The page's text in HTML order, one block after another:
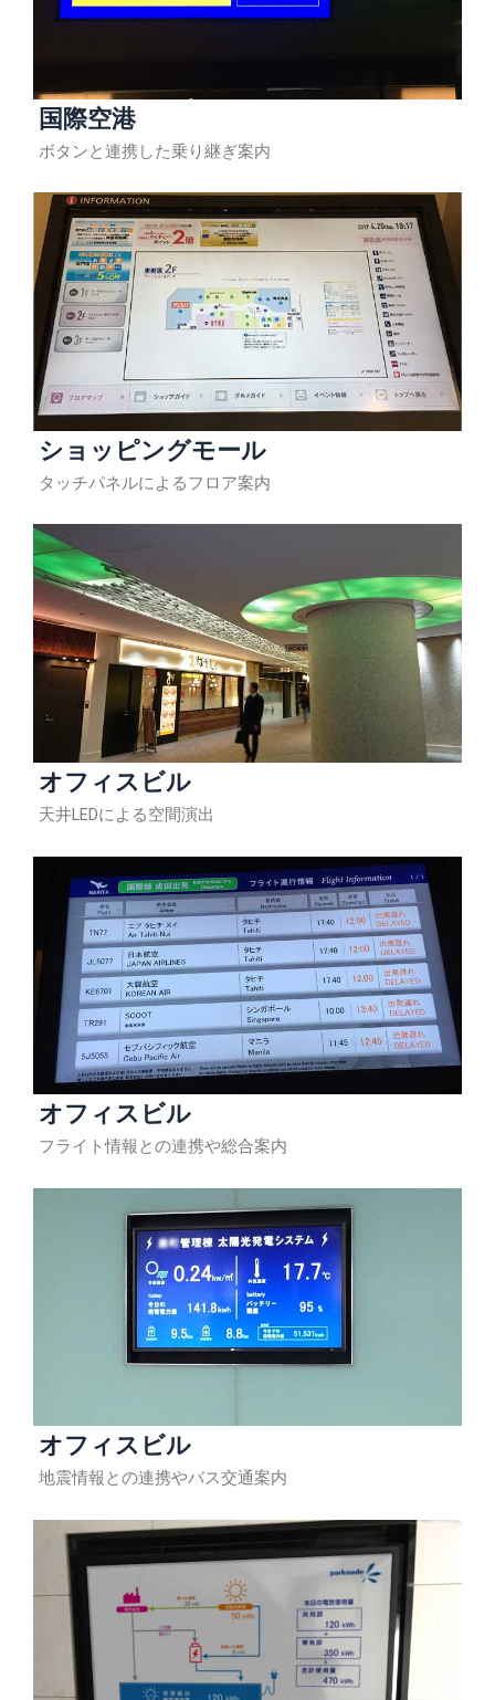
国際空港
ボタンと連携した乗り継ぎ案内
ショッピングモール
タッチパネルによるフロア案内
オフィスビル
天井LEDによる空間演出
オフィスビル
フライト情報との連携や総合案内
オフィスビル
地震情報との連携やバス交通案内